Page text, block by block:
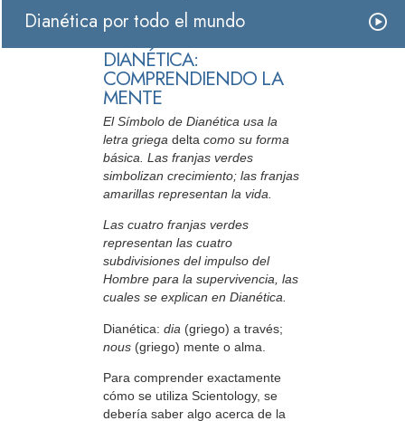
Dianética por todo el mundo
DIANÉTICA:
COMPRENDIENDO LA
MENTE
El Símbolo de Dianética usa la
letra griega delta como su forma
básica. Las franjas verdes
simbolizan crecimiento; las franjas
amarillas representan la vida.
Las cuatro franjas verdes
representan las cuatro
subdivisiones del impulso del
Hombre para la supervivencia, las
cuales se explican en Dianética.
Dianética: dia (griego) a través;
nous (griego) mente o alma.
Para comprender exactamente
cómo se utiliza Scientology, se
debería saber algo acerca de la